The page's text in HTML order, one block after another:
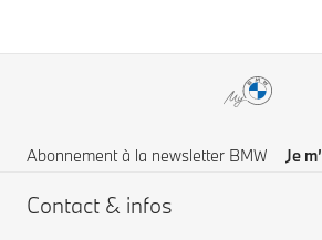
Abonnement à la newsletter BMW Je
Contact & infos